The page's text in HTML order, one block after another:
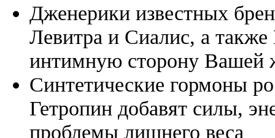
Дженерики известных
Левитра и Сиалис, а
интимную сторону Вашей
Синтетические гормоны
Гетропин добавят силы,
проблемы лишнего веса